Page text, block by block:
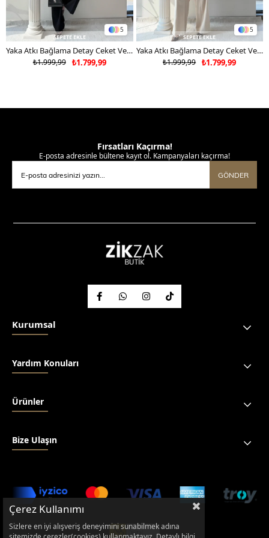
5
SEPETE EKLE
Yaka Atkı Bağlama Detay Ceket Ve Pantolonlu Double Kumaş İkili Takım Siyah 2117
₺1.799,99
₺1.999,99
5
SEPETE EKLE
Yaka Atkı Bağlama Detay Ceket Ve Pantolonlu Double Kumaş İkili Takım Bej 2117
₺1.799,99
₺1.999,99
Fırsatları Kaçırma!
E-posta adresinle bültene kayıt ol. Kampanyaları kaçırma!
GÖNDER
Kurumsal
Yardım Konuları
Ürünler
Bize Ulaşın
Çerez Kullanımı
Sizlere en iyi alışveriş deneyimini sunabilmek adına